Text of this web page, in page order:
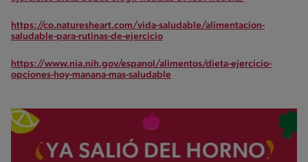
https://co.naturesheart.com/vida-saludable/alimentacion-
saludable-para-rutinas-de-ejercicio
https://www.nia.nih.gov/espanol/alimentos/dieta-ejercicio-
opciones-hoy-manana-mas-saludable